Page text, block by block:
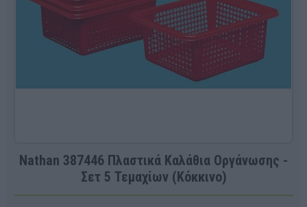
Nathan 387446 Πλαστικά Καλάθια Οργάνωσης -
Σετ 5 Τεμαχίων (Κόκκινο)